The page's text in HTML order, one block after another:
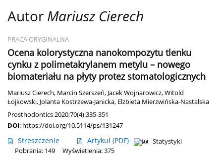
Autor Mariusz Cierech
PRACA ORYGINALNA
Ocena kolorystyczna nanokompozytu tlenku
cynku z polimetakrylanem metylu – nowego
biomateriału na płyty protez stomatologicznych
Mariusz Cierech, Marcin Szerszeń, Jacek Wojnarowicz,Witold
Łojkowski, Jolanta Kostrzewa-Janicka, Elżbieta Mierzwińska-Nastalska
Prosthodontics 2020;70(4):335-351
DOI: https://doi.org/10.5114/ps/131247
Streszczenie Artykuł (PDF)
Statystyki
Pobrania: 149
Wyświetlenia: 375